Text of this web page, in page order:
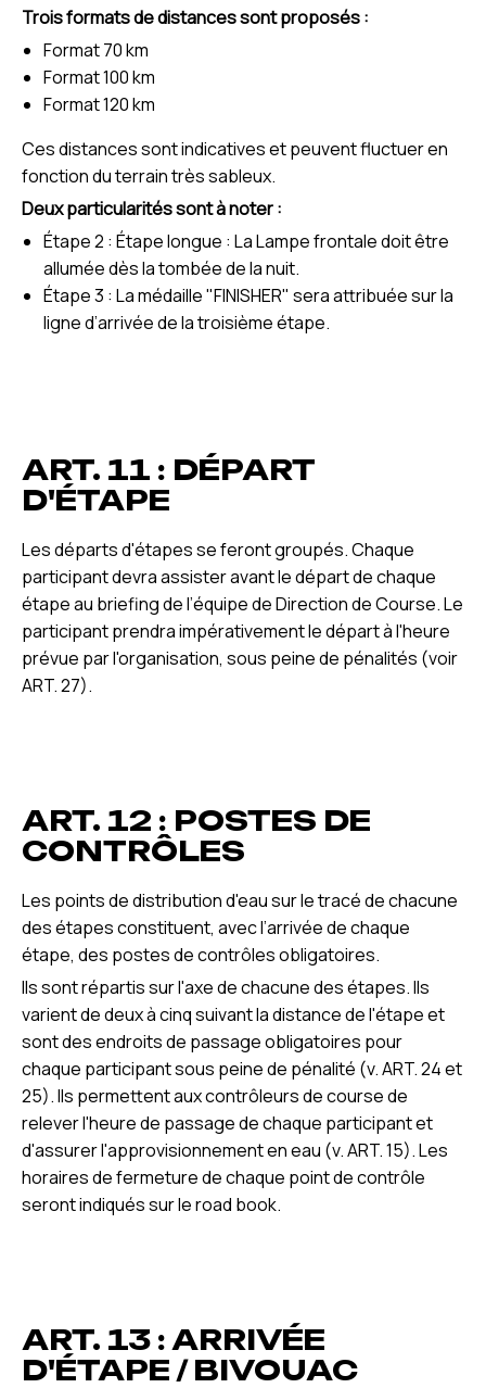
Trois formats de distances sont proposés :
Format 70 km
Format 100 km
Format 120 km
Ces distances sont indicatives et peuvent fluctuer en
fonction du terrain très sableux.
Deux particularités sont à noter :
Étape 2 : Étape longue : La Lampe frontale doit être
allumée dès la tombée de la nuit.
Étape 3 : La médaille "FINISHER" sera attribuée sur la
ligne d’arrivée de la troisième étape.
ART. 11 : DÉPART
D'ÉTAPE
Les départs d'étapes se feront groupés. Chaque
participant devra assister avant le départ de chaque
étape au briefing de l’équipe de Direction de Course. Le
participant prendra impérativement le départ à l'heure
prévue par l'organisation, sous peine de pénalités (voir
ART. 27).
ART. 12 : POSTES DE
CONTRÔLES
Les points de distribution d'eau sur le tracé de chacune
des étapes constituent, avec l’arrivée de chaque
étape, des postes de contrôles obligatoires.
Ils sont répartis sur l'axe de chacune des étapes. Ils
varient de deux à cinq suivant la distance de l'étape et
sont des endroits de passage obligatoires pour
chaque participant sous peine de pénalité (v. ART. 24 et
25). Ils permettent aux contrôleurs de course de
relever l'heure de passage de chaque participant et
d'assurer l'approvisionnement en eau (v. ART. 15). Les
horaires de fermeture de chaque point de contrôle
seront indiqués sur le road book.
ART. 13 : ARRIVÉE
D'ÉTAPE / BIVOUAC